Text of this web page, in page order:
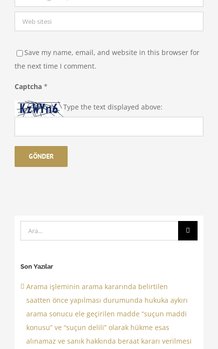
Save my name, email, and website in this browser for
the next time I comment.
Captcha *
Type the text displayed above:
Ara:
Son Yazılar
Arama işleminin arama kararında belirtilen
saatten önce yapılması durumunda hukuka aykırı
arama sonucu ele geçirilen madde “suçun maddi
konusu” ve “suçun delili” olarak hükme esas
alınamaz ve sanık hakkında beraat kararı verilmesi